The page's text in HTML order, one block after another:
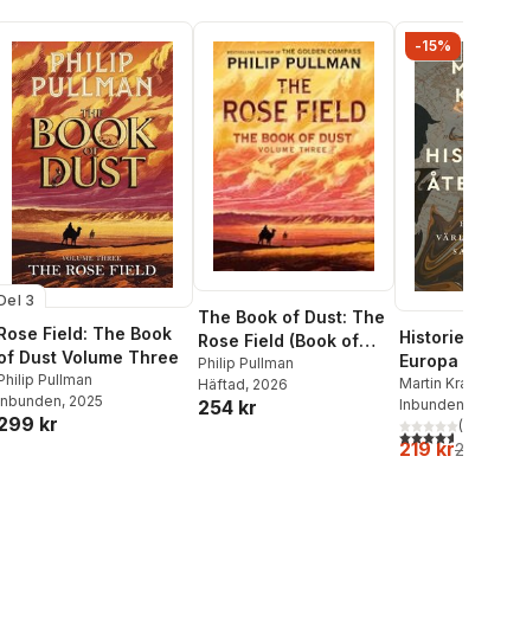
3
Field: The Book
Dust Volume Three
Pullman
, 2025
kr
The Book of Dust: The
Rose Field (Book of
Dust, Volume 3)
Philip Pullman
Häftad, 2026
254 kr
-15%
Historiens
Europa och
sammanbrott
Martin Kragh
Inbunden
4,6utav 5(
219 kr259 kr